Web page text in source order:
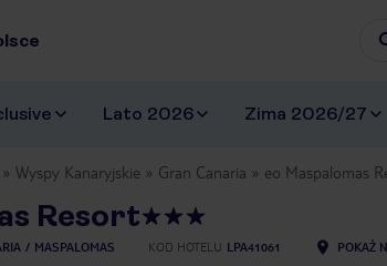
Lato 2026 Zima 2026/27
Wyspy Kanaryjskie Gran Canaria eo Maspalomas
Resort
MASPALOMAS KOD HOTELU LPA41061 POKAŻ